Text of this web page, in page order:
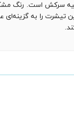
سرکش است. رنگ
را به